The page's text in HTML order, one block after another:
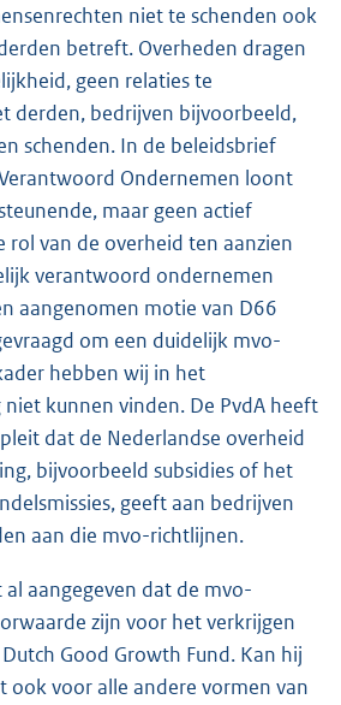
niet te schenden ook
betreft. Overheden dragen
geen relaties te
derden, bedrijven bijvoorbeeld,
schenden. In de beleidsbrief
Ondernemen loont
maar geen actief
rol van de overheid ten aanzien
verantwoord ondernemen
aangenomen motie van D66
om een duidelijk mvo-
hebben wij in het
kunnen vinden. De PvdA heeft
dat de Nederlandse overheid
bijvoorbeeld subsidies of het
geeft aan bedrijven
aan die mvo-richtlijnen.
aangegeven dat de mvo-
zijn voor het verkrijgen
Good Growth Fund. Kan hij
ook voor alle andere vormen van